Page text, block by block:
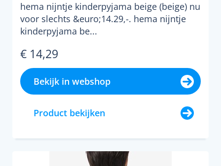
hema nijntje kinderpyjama beige (beige) nu
voor slechts &euro;14.29,-. hema nijntje
kinderpyjama be...
€ 14,29
Bekijk in webshop
Product bekijken